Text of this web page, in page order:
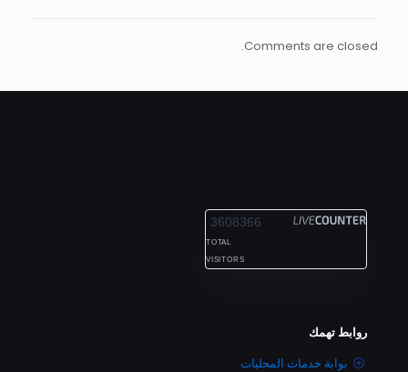
Comments are closed.
3608366
TOTAL
VISITORS
روابط تهمك
بوابة خدمات المحليات